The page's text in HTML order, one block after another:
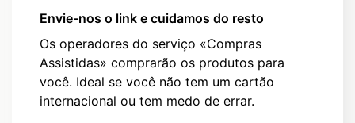
Envie-nos o link e cuidamos do resto
Os operadores do serviço «Compras
Assistidas» comprarão os produtos para
você. Ideal se você não tem um cartão
internacional ou tem medo de errar.